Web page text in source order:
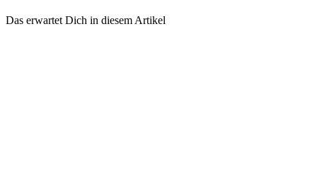
Das erwartet Dich in diesem Artikel